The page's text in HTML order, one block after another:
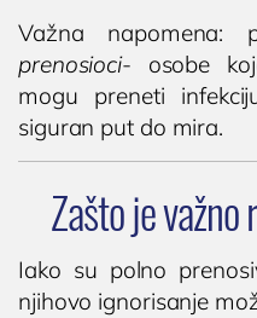
Važna napomena:
prenosioci- osobe
mogu preneti
siguran put do mira.
Zašto je
Iako su polno
njihovo ignorisanje